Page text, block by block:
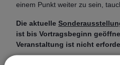
einem Punkt weiter zu sein,
Die aktuelle
ist bis Vortragsbeginn
Veranstaltung ist nicht